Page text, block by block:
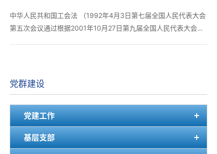
中华人民共和国工会法 （1992年4月3日第七届全国人民代表大会
第五次会议通过根据2001年10月27日第九届全国人民代表大会常
党群建设
党建工作
基层支部